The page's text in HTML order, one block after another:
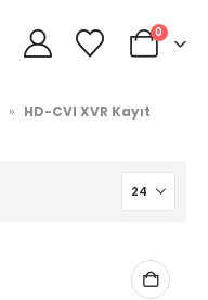
0
» HD-CVI XVR Kayıt